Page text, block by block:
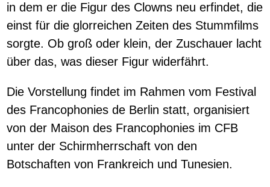
in dem er die Figur des Clowns neu erfindet, die
einst für die glorreichen Zeiten des Stummfilms
sorgte. Ob groß oder klein, der Zuschauer lacht
über das, was dieser Figur widerfährt.
Die Vorstellung findet im Rahmen vom Festival
des Francophonies de Berlin statt, organisiert
von der Maison des Francophonies im CFB
unter der Schirmherrschaft von den
Botschaften von Frankreich und Tunesien.